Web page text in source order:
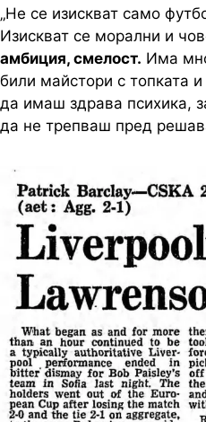
„Не се изискват само
Изискват се морални и
амбиция, смелост. Има
били майстори с топката
да имаш здрава психика,
да не трепваш пред